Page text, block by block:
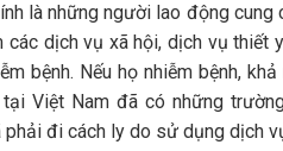
là những người lao động
các dịch vụ xã hội, dịch vụ thiết
bệnh. Nếu họ nhiễm bệnh,
Việt Nam đã có những
đi cách ly do sử dụng dịch